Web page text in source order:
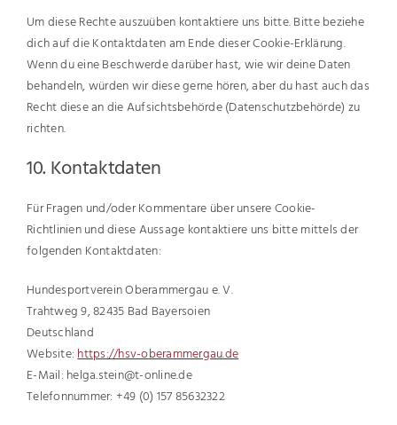
Um diese Rechte auszuüben kontaktiere uns bitte. Bitte beziehe
dich auf die Kontaktdaten am Ende dieser Cookie-Erklärung.
Wenn du eine Beschwerde darüber hast, wie wir deine Daten
behandeln, würden wir diese gerne hören, aber du hast auch das
Recht diese an die Aufsichtsbehörde (Datenschutzbehörde) zu
richten.
10. Kontaktdaten
Für Fragen und/oder Kommentare über unsere Cookie-
Richtlinien und diese Aussage kontaktiere uns bitte mittels der
folgenden Kontaktdaten:
Hundesportverein Oberammergau e. V.
Trahtweg 9, 82435 Bad Bayersoien
Deutschland
Website:https://hsv-oberammergau.de
E-Mail: helga.stein@t-online.de
Telefonnummer: +49 (0) 157 85632322